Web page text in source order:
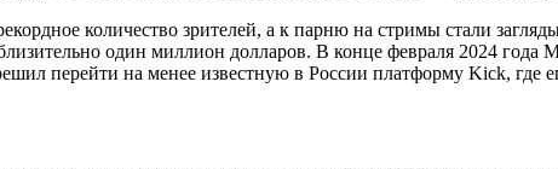
количество зрителей, а к парню на стримы стали
один миллион долларов. В конце февраля 2024
перейти на менее известную в России платформу Kick, где